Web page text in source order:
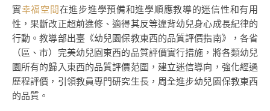
實幸福空間在進步進學預備和進學順應教導的迷信性和有用
性，果斷改正超前進修、適得其反等違背幼兒身心成長紀律的
行動。教導部出臺《幼兒園保教東西的品質評價指南》，各省
（區、市）完美幼兒園東西的品質評價實行措施，將各類幼兒
園所有的歸入東西的品質評價范圍，建立迷信導向，強化經過
歷程評價，引領教員專門研究生長，周全進步幼兒園保教東西
的品質。